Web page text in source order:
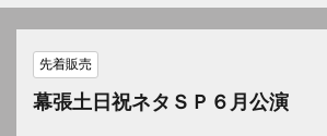
先着販売
幕張土日祝ネタＳＰ６月公演